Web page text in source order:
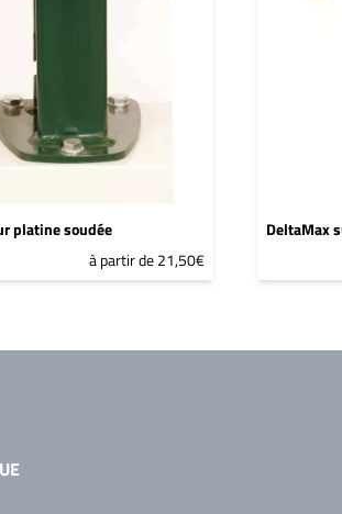
platine soudée
à partir de 21,50€
DeltaMax